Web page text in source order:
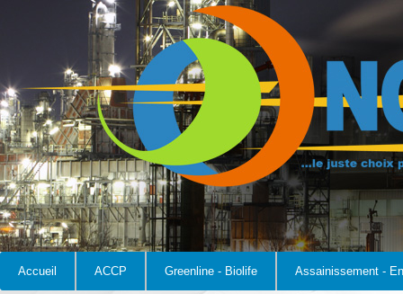
Accueil ACCP Greenline - Biolife Assainissement -